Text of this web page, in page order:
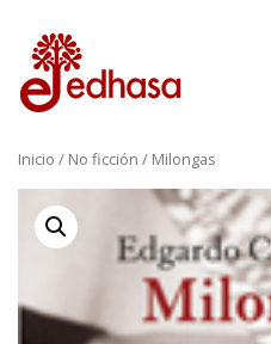
Inicio / No ficción / Milongas